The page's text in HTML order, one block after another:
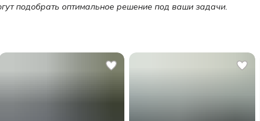
подобрать оптимальное решение под ваши задачи.